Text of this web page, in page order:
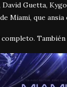
Guetta,
Miami, que